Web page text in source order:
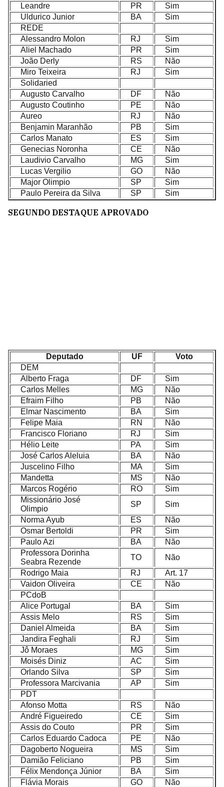
Leandre PR
Sim
Uldurico Junior
BA
Sim
REDE
Alessandro Molon
RJ
Sim
Aliel Machado
PR
Sim
João Derly
RS
Não
Miro Teixeira
RJ
Sim
Solidaried
Augusto Carvalho
DF
Não
Augusto Coutinho
PE
Não
Aureo
RJ
Não
Benjamin Maranhão
PB
Sim
Carlos Manato
ES
Sim
Genecias Noronha
CE
Não
Laudivio Carvalho
MG
Sim
Lucas Vergilio
GO
Não
Major Olimpio
SP
Sim
Paulo Pereira da Silva
SP Sim
SEGUNDO DESTAQUE APROVADO
Deputado UF
Voto
DEM
Alberto Fraga
DF
Sim
Carlos Melles
MG
Não
Efraim Filho
PB
Não
Elmar Nascimento
BA
Sim
Felipe Maia
RN
Não
Francisco Floriano
RJ
Sim
Hélio Leite
PA
Sim
José Carlos Aleluia
BA
Não
Juscelino Filho
MA
Sim
Mandetta
MS
Não
Marcos Rogério
RO
Sim
Missionário José
Olimpio
SP
Sim
Norma Ayub
ES
Não
Osmar Bertoldi
PR
Sim
Paulo Azi
BA
Não
Professora Dorinha
Seabra Rezende
TO
Não
Rodrigo Maia
RJ
Art. 17
Vaidon Oliveira
CE
Não
PCdoB
Alice Portugal
BA
Sim
Assis Melo
RS
Sim
Daniel Almeida
BA
Sim
Jandira Feghali
RJ
Sim
Jô Moraes
MG
Sim
Moisés Diniz
AC
Sim
Orlando Silva
SP
Sim
Professora Marcivania
AP
Sim
PDT
Afonso Motta
RS
Não
André Figueiredo
CE
Sim
Assis do Couto
PR
Sim
Carlos Eduardo Cadoca
PE
Não
Dagoberto Nogueira
MS
Sim
Damião Feliciano
PB
Sim
Félix Mendonça Júnior
BA
Sim
Flávia Morais
GO
Não